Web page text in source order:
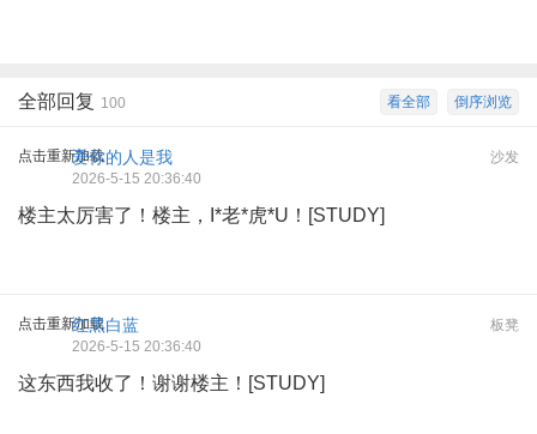
倒序浏览
看全部
全部回复 100
点击重新加载 沙发
爱你的人是我
2026-5-15 20:36:40
楼主太厉害了！楼主，I*老*虎*U！[STUDY]
点击重新加载 板凳
红黑白蓝
2026-5-15 20:36:40
这东西我收了！谢谢楼主！[STUDY]